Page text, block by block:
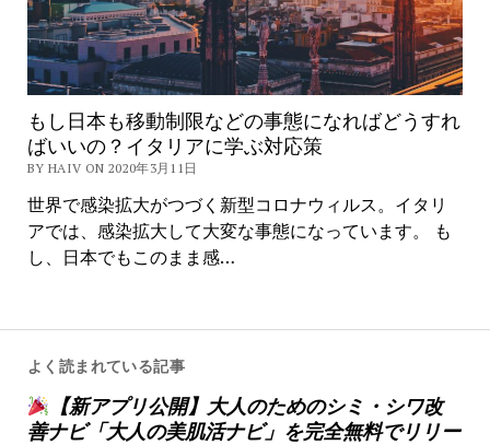
よく読まれている記事
【新アプリ公開】大人のためのシミ・シワ改
善ナビ「大人の美肌活ナビ」を完全無料でリリー
もし日本も移動制限などの事態になればどうすれ
ばいいの？イタリアに学ぶ対応策
BY HAIV ON 2020年3月11日
世界で感染拡大がつづく新型コロナウィルス。イタリ
アでは、感染拡大して大変な事態になっています。 も
し、日本でもこのまま感…